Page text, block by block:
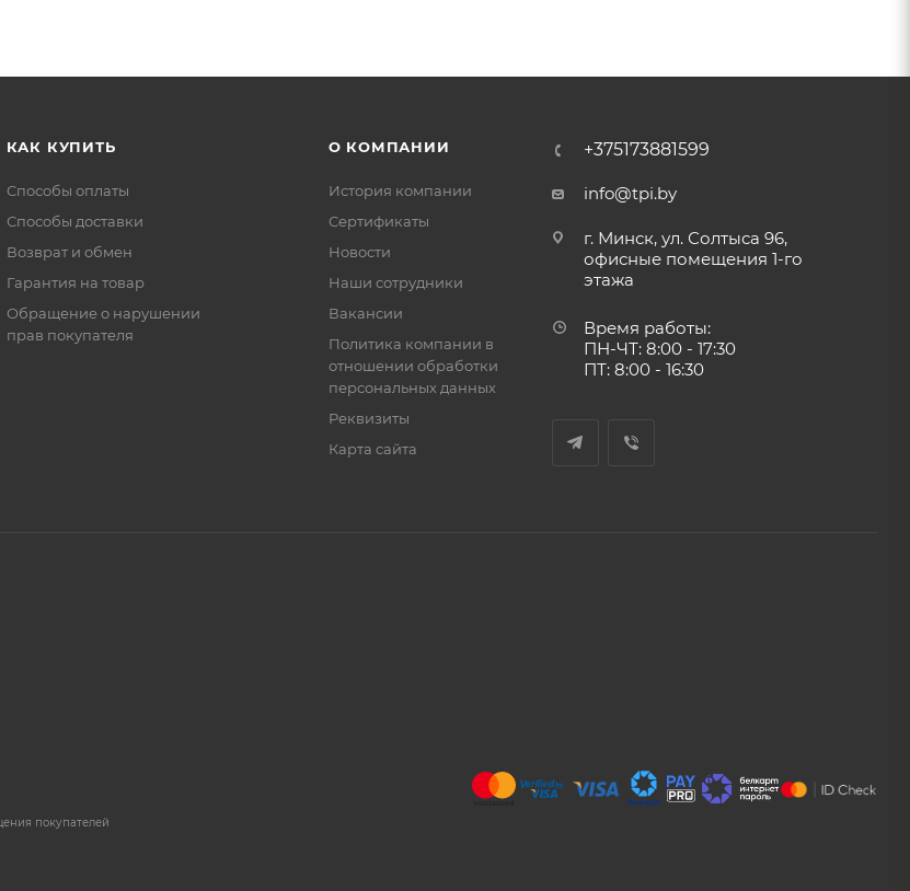
КАК КУПИТЬ
Способы оплаты
Способы доставки
Возврат и обмен
Гарантия на товар
Обращение о нарушении
прав покупателя
О КОМПАНИИ
История компании
Сертификаты
Новости
Наши сотрудники
Вакансии
Политика компании в
отношении обработки
персональных данных
Реквизиты
Карта сайта
+375173881599
info@tpi.by
г. Минск, ул. Солтыса 96,
офисные помещения 1-го
этажа
Время работы:
ПН-ЧТ: 8:00 - 17:30
ПТ: 8:00 - 16:30
покупателей